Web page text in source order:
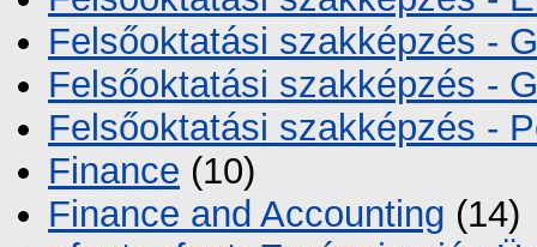
Felsőoktatási szakképzés -
Felsőoktatási szakképzés -
Felsőoktatási szakképzés -
Finance (10)
Finance and Accounting (14)